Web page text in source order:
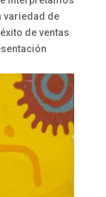
variedad de
de ventas